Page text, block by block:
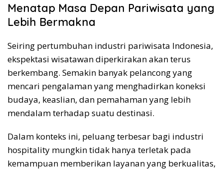
Menatap Masa Depan Pariwisata yang
Lebih Bermakna
Seiring pertumbuhan industri pariwisata Indonesia,
ekspektasi wisatawan diperkirakan akan terus
berkembang. Semakin banyak pelancong yang
mencari pengalaman yang menghadirkan koneksi
budaya, keaslian, dan pemahaman yang lebih
mendalam terhadap suatu destinasi.
Dalam konteks ini, peluang terbesar bagi industri
hospitality mungkin tidak hanya terletak pada
kemampuan memberikan layanan yang berkualitas,